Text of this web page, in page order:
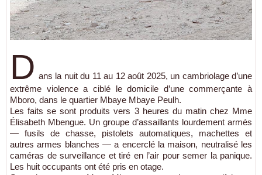
D ans la nuit du 11 au 12 août 2025, un cambriolage d’une
extrême violence a ciblé le domicile d’une commerçante à
Mboro, dans le quartier Mbaye Mbaye Peulh.
Les faits se sont produits vers 3 heures du matin chez Mme
Élisabeth Mbengue. Un groupe d’assaillants lourdement armés
— fusils de chasse, pistolets automatiques, machettes et
autres armes blanches — a encerclé la maison, neutralisé les
caméras de surveillance et tiré en l’air pour semer la panique.
Les huit occupants ont été pris en otage.